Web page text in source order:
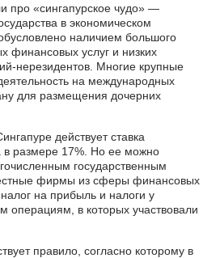
про «сингапурское чудо» —
в экономическом
наличием большого
финансовых услуг и низких
нерезидентов. Многие крупные
на международных
для размещения дочерних
действует ставка
в размере 17%. Но ее можно
государственным
фирмы из сферы финансовых
налог на прибыль и налоги у
операциям, в которых участвовали
правило, согласно которому в